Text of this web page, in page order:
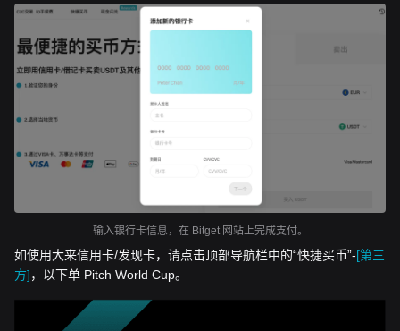
输入银行卡信息，在 Bitget 网站上完成支付。
如使用大来信用卡/发现卡，请点击顶部导航栏中的“快捷买币”-[第三
方]，以下单 Pitch World Cup。